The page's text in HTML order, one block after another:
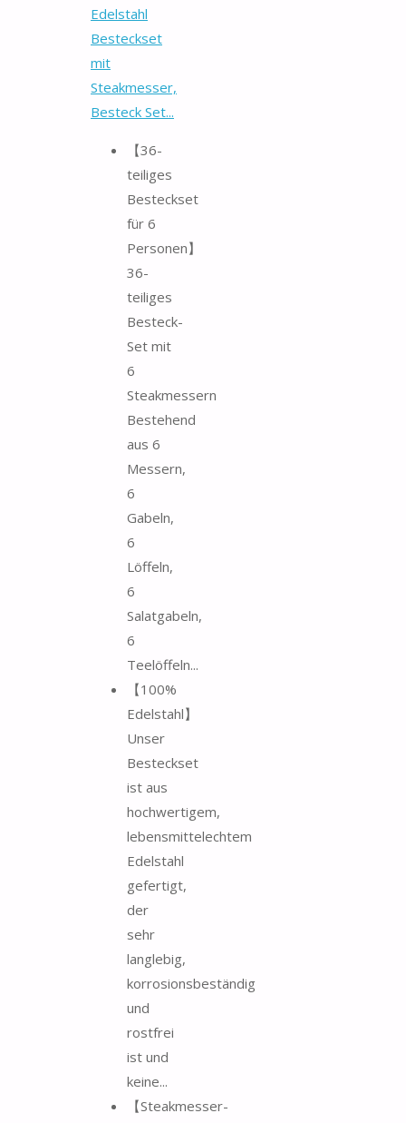
Edelstahl
Besteckset
mit
Steakmesser,
Besteck Set...
【36-
teiliges
Besteckset
für 6
Personen】
36-
teiliges
Besteck-
Set mit
6
Steakmessern
Bestehend
aus 6
Messern,
6
Gabeln,
6
Löffeln,
6
Salatgabeln,
6
Teelöffeln...
【100%
Edelstahl】
Unser
Besteckset
ist aus
hochwertigem,
lebensmittelechtem
Edelstahl
gefertigt,
der
sehr
langlebig,
korrosionsbeständig
und
rostfrei
ist und
keine...
【Steakmesser-